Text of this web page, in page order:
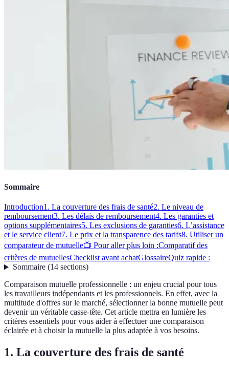
Sommaire
Introduction1. La couverture des frais de santé2. Le niveau de
remboursement3. Les délais de remboursement4. Les garanties et
options supplémentaires5. Les exclusions de garanties6. L’assistance
et le service client7. Le prix et la transparence des tarifs8. Utiliser un
comparateur de mutuelle📺 Pour aller plus loin :Comparatif des
critères de mutuellesChecklist avant achatGlossaireQuiz rapide :
Sommaire(14 sections)
Comparaison mutuelle professionnelle : un enjeu crucial pour tous
les travailleurs indépendants et les professionnels. En effet, avec la
multitude d'offres sur le marché, sélectionner la bonne mutuelle peut
devenir un véritable casse-tête. Cet article mettra en lumière les
critères essentiels pour vous aider à effectuer une comparaison
éclairée et à choisir la mutuelle la plus adaptée à vos besoins.
1. La couverture des frais de santé